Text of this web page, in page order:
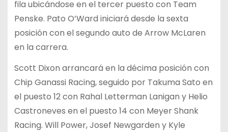
fila ubicándose en el tercer puesto con Team
Penske. Pato O’Ward iniciará desde la sexta
posición con el segundo auto de Arrow McLaren
en la carrera.
Scott Dixon arrancará en la décima posición con
Chip Ganassi Racing, seguido por Takuma Sato en
el puesto 12 con Rahal Letterman Lanigan y Helio
Castroneves en el puesto 14 con Meyer Shank
Racing. Will Power, Josef Newgarden y Kyle